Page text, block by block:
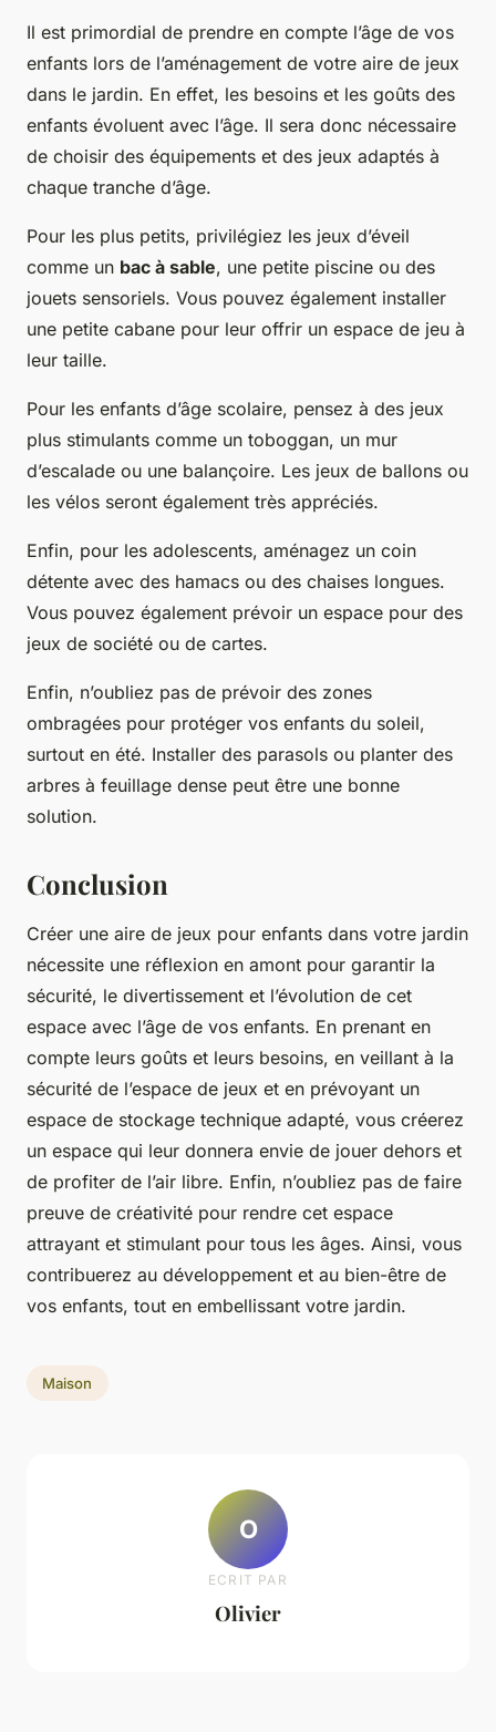
Il est primordial de prendre en compte l’âge de vos
enfants lors de l’aménagement de votre aire de jeux
dans le jardin. En effet, les besoins et les goûts des
enfants évoluent avec l’âge. Il sera donc nécessaire
de choisir des équipements et des jeux adaptés à
chaque tranche d’âge.
Pour les plus petits, privilégiez les jeux d’éveil
comme un bac à sable, une petite piscine ou des
jouets sensoriels. Vous pouvez également installer
une petite cabane pour leur offrir un espace de jeu à
leur taille.
Pour les enfants d’âge scolaire, pensez à des jeux
plus stimulants comme un toboggan, un mur
d’escalade ou une balançoire. Les jeux de ballons ou
les vélos seront également très appréciés.
Enfin, pour les adolescents, aménagez un coin
détente avec des hamacs ou des chaises longues.
Vous pouvez également prévoir un espace pour des
jeux de société ou de cartes.
Enfin, n’oubliez pas de prévoir des zones
ombragées pour protéger vos enfants du soleil,
surtout en été. Installer des parasols ou planter des
arbres à feuillage dense peut être une bonne
solution.
Conclusion
Créer une aire de jeux pour enfants dans votre jardin
nécessite une réflexion en amont pour garantir la
sécurité, le divertissement et l’évolution de cet
espace avec l’âge de vos enfants. En prenant en
compte leurs goûts et leurs besoins, en veillant à la
sécurité de l’espace de jeux et en prévoyant un
espace de stockage technique adapté, vous créerez
un espace qui leur donnera envie de jouer dehors et
de profiter de l’air libre. Enfin, n’oubliez pas de faire
preuve de créativité pour rendre cet espace
attrayant et stimulant pour tous les âges. Ainsi, vous
contribuerez au développement et au bien-être de
vos enfants, tout en embellissant votre jardin.
Maison
O
ECRIT PAR
Olivier